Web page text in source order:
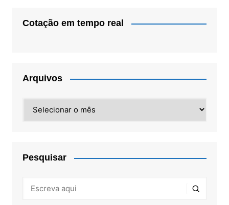
Cotação em tempo real
Arquivos
Pesquisar